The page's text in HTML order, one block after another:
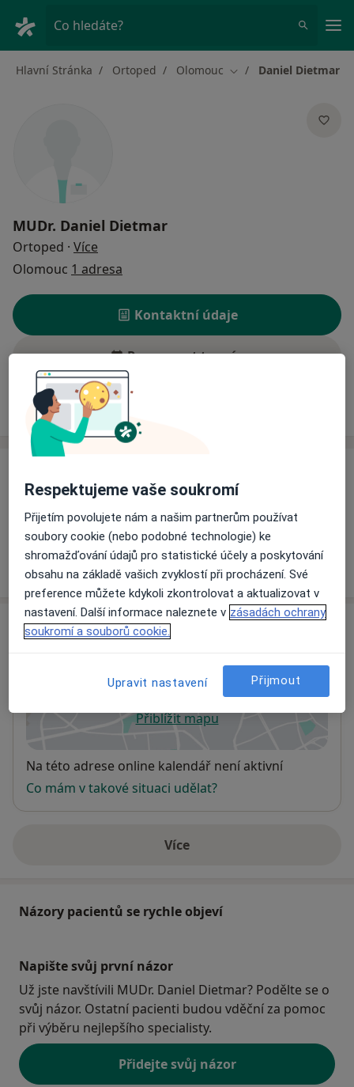
Co hledáte?
Hlavní Stránka Ortoped Olomouc Změna města
Daniel Dietmar
MUDr. Daniel Dietmar
Ortoped · Více
Olomouc 1 adresa
Kontaktní údaje
Rezervovat termín
Ceník
Informace o službách a cenách nejsou k dispozici
Tento specialista ještě nepřidával žádné informace o
svých službách.
Adresa
Přiblížit mapuse otevře v nové záložce
Dostupnost
Na této adrese online kalendář není aktivní
Co mám v takové situaci udělat?
Víceo adrese
Názory pacientů se rychle objeví
Napište svůj první názor
Už jste navštívili MUDr. Daniel Dietmar? Podělte se o
svůj názor. Ostatní pacienti budou vděční za pomoc
při výběru nejlepšího specialisty.
Přidejte svůj názor
Respektujeme vaše soukromí
Přijetím povolujete nám a našim partnerům používat
soubory cookie (nebo podobné technologie) ke
shromažďování údajů pro statistické účely a poskytování
obsahu na základě vašich zvyklostí při procházení. Své
preference můžete kdykoli zkontrolovat a aktualizovat v
nastavení. Další informace naleznete v zásadách ochrany
soukromí a souborů cookie.
Upravit nastavení Přijmout